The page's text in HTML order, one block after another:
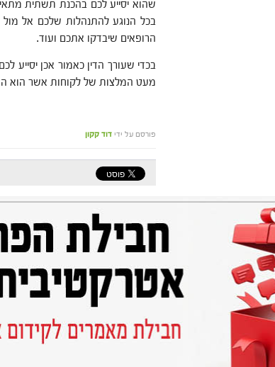
שהוא יסייע לכם בהכנת תשתית
בכל הנוגע להתנהלות שלכם אל
הרופאים שיבדקו אתכם ועוד.
בכדי שעורך הדין כאמור אכן יסייע
מעט המלצות של לקוחות אשר הוא
פורסם על ידי דוד קקון